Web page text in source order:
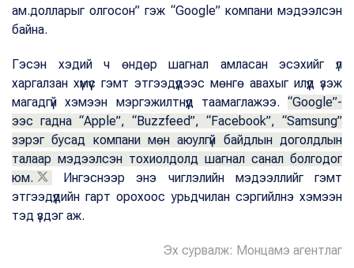
ам.долларыг олгосон” гэж “Google” компани мэдээлсэн
байна.
Гэсэн хэдий ч өндөр шагнал амласан эсэхийг үл
харгалзан хүмүүс гэмт этгээдүүдээс мөнгө авахыг илүүд үзэж
магадгүй хэмээн мэргэжилтнүүд таамаглажээ. “Google”-
ээс гадна “Apple”, “Buzzfeed”, “Facebook”, “Samsung”
зэрэг бусад компани мөн аюулгүй байдлын доголдлын
талаар мэдээлсэн тохиолдолд шагнал санал болгодог
юм.
Ингэснээр энэ чиглэлийн мэдээллийг гэмт
этгээдүүдийн гарт орохоос урьдчилан сэргийлнэ хэмээн
тэд үздэг аж.
Эх сурвалж: Монцамэ агентлаг